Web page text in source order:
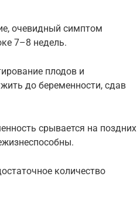
очевидный симптом
7–8 недель.
плодов и
до беременности, сдав
срывается на поздних
количество